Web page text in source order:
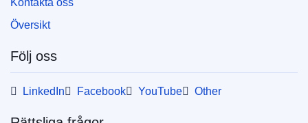
Kontakta oss
Översikt
Följ oss
LinkedIn Facebook YouTube Other